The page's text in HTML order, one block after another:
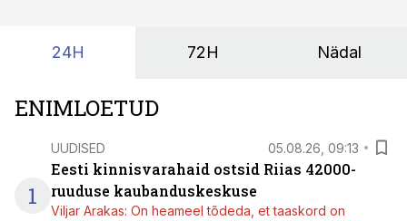
24H 72H Nädal
ENIMLOETUD
1
UUDISED 05.08.26, 09:13
Eesti kinnisvarahaid ostsid Riias 42000-
ruuduse kaubanduskeskuse
Viljar Arakas: On heameel tõdeda, et taaskord on